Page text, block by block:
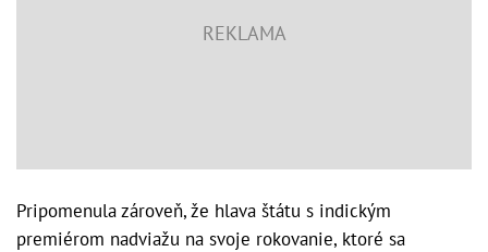
Pripomenula zároveň, že hlava štátu s indickým
premiérom nadviažu na svoje rokovanie, ktoré sa